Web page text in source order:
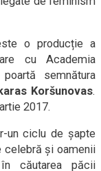
o producție a
cu Academia
semnătura
Koršunovas.
2017.
un ciclu de șapte
celebră și oamenii
căutarea păcii